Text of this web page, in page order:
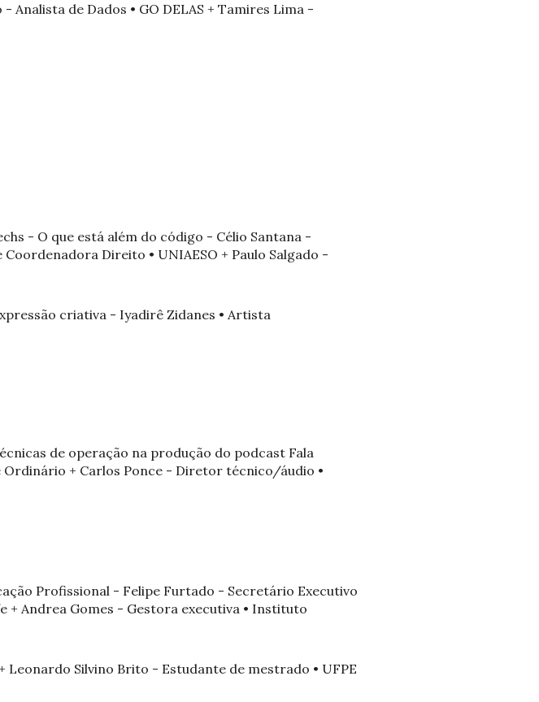
Analista de Dados • GO DELAS + Tamires Lima -
- O que está além do código - Célio Santana -
Direito • UNIAESO + Paulo Salgado -
criativa - Iyadirê Zidanes • Artista
de operação na produção do podcast Fala
+ Carlos Ponce - Diretor técnico/áudio •
Profissional - Felipe Furtado - Secretário Executivo
+ Andrea Gomes - Gestora executiva • Instituto
Leonardo Silvino Brito - Estudante de mestrado • UFPE